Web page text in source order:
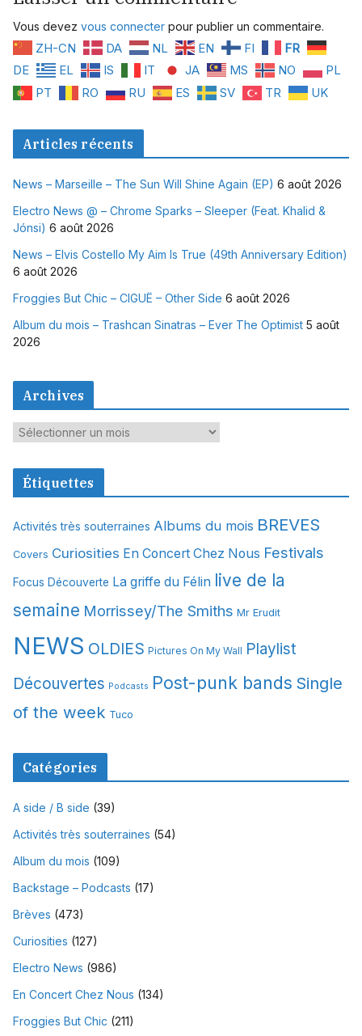
Vous devez vous connecter pour publier un commentaire.
ZH-CN DA NL EN FI
FR
DE
EL IS IT JA MS NO
PL
PT
RO RU ES SV TR UK
Articles récents
News – Marseille – The Sun Will Shine Again (EP) 6 août 2026
Electro News @ – Chrome Sparks – Sleeper (Feat. Khalid &
Jónsi) 6 août 2026
News – Elvis Costello My Aim Is True (49th Anniversary Edition)
6 août 2026
Froggies But Chic – CIGUË – Other Side 6 août 2026
Album du mois – Trashcan Sinatras – Ever The Optimist 5 août
2026
Archives
A
c
v
e
Étiquettes
Activités très souterraines Albums du mois BREVES
Covers Curiosities En Concert Chez Nous Festivals
Focus Découverte La griffe du Félin live de la
semaine Morrissey/The Smiths Mr Erudit
NEWS OLDIES Pictures On My Wall Playlist
Découvertes Podcasts Post-punk bands Single
of the week Tuco
Catégories
A side / B side (39)
Activités très souterraines (54)
Album du mois (109)
Backstage – Podcasts (17)
Brèves (473)
Curiosities (127)
Electro News (986)
En Concert Chez Nous (134)
Froggies But Chic (211)